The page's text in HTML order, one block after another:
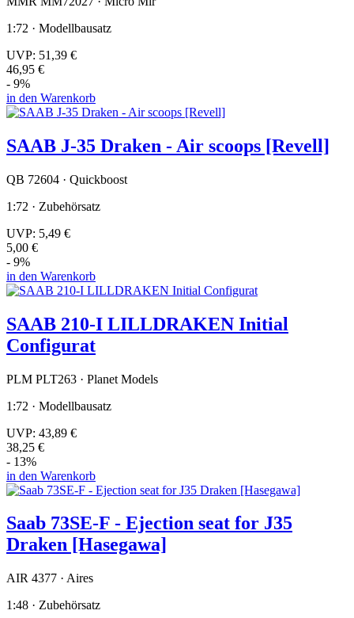
1:72 · Modellbausatz
UVP: 51,39 €
46,95 €
- 9%
in den Warenkorb
SAAB J-35 Draken - Air scoops [Revell]
QB 72604 · Quickboost
1:72 · Zubehörsatz
UVP: 5,49 €
5,00 €
- 9%
in den Warenkorb
SAAB 210-I LILLDRAKEN Initial
Configurat
PLM PLT263 · Planet Models
1:72 · Modellbausatz
UVP: 43,89 €
38,25 €
- 13%
in den Warenkorb
Saab 73SE-F - Ejection seat for J35
Draken [Hasegawa]
AIR 4377 · Aires
1:48 · Zubehörsatz